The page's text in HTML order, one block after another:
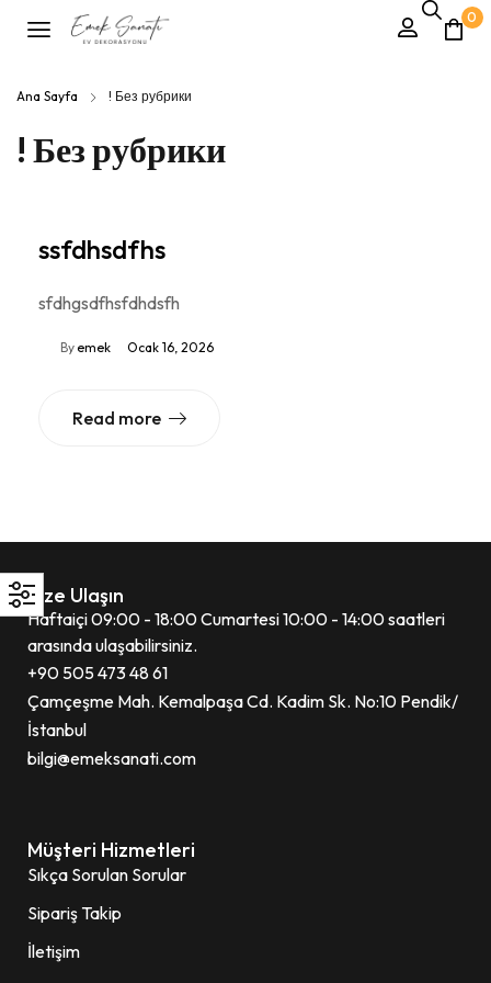
0
Ana Sayfa ! Без рубрики
! Без рубрики
ssfdhsdfhs
sfdhgsdfhsfdhdsfh
By emek Ocak 16, 2026
Read more
Bize Ulaşın
Haftaiçi 09:00 - 18:00 Cumartesi 10:00 - 14:00 saatleri
arasında ulaşabilirsiniz.
+90 505 473 48 61
Çamçeşme Mah. Kemalpaşa Cd. Kadim Sk. No:10 Pendik/
İstanbul
bilgi@emeksanati.com
Müşteri Hizmetleri
Sıkça Sorulan Sorular
Sipariş Takip
İletişim